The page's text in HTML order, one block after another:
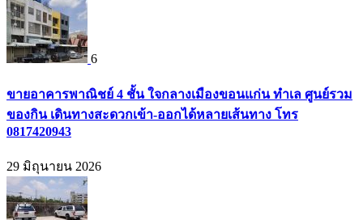
6
ขายอาคารพาณิชย์ 4 ชั้น ใจกลางเมืองขอนแก่น ทำเล ศูนย์รวม
ของกิน เดินทางสะดวกเข้า-ออกได้หลายเส้นทาง โทร
0817420943
29 มิถุนายน 2026